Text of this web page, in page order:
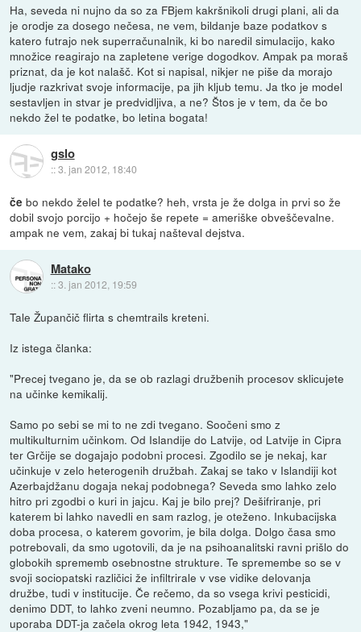
Ha, seveda ni nujno da so za FBjem kakršnikoli drugi plani, ali da
je orodje za dosego nečesa, ne vem, bildanje baze podatkov s
katero futrajo nek superračunalnik, ki bo naredil simulacijo, kako
množice reagirajo na zapletene verige dogodkov. Ampak pa moraš
priznat, da je kot nalašč. Kot si napisal, nikjer ne piše da morajo
ljudje razkrivat svoje informacije, pa jih kljub temu. Ja tko je model
sestavljen in stvar je predvidljiva, a ne? Štos je v tem, da če bo
nekdo žel te podatke, bo letina bogata!
gslo
::3. jan 2012, 18:40
če bo nekdo želel te podatke? heh, vrsta je že dolga in prvi so že
dobil svojo porcijo + hočejo še repete = ameriške obveščevalne.
ampak ne vem, zakaj bi tukaj našteval dejstva.
Matako
::3. jan 2012, 19:59
Tale Župančič flirta s chemtrails kreteni.
Iz istega članka:
"Precej tvegano je, da se ob razlagi družbenih procesov sklicujete
na učinke kemikalij.
Samo po sebi se mi to ne zdi tvegano. Soočeni smo z
multikulturnim učinkom. Od Islandije do Latvije, od Latvije in Cipra
ter Grčije se dogajajo podobni procesi. Zgodilo se je nekaj, kar
učinkuje v zelo heterogenih družbah. Zakaj se tako v Islandiji kot
Azerbajdžanu dogaja nekaj podobnega? Seveda smo lahko zelo
hitro pri zgodbi o kuri in jajcu. Kaj je bilo prej? Dešifriranje, pri
katerem bi lahko navedli en sam razlog, je oteženo. Inkubacijska
doba procesa, o katerem govorim, je bila dolga. Dolgo časa smo
potrebovali, da smo ugotovili, da je na psihoanalitski ravni prišlo do
globokih sprememb osebnostne strukture. Te spremembe so se v
svoji sociopatski različici že infiltrirale v vse vidike delovanja
družbe, tudi v institucije. Če rečemo, da so vsega krivi pesticidi,
denimo DDT, to lahko zveni neumno. Pozabljamo pa, da se je
uporaba DDT-ja začela okrog leta 1942, 1943,"